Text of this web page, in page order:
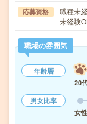
応募資格
職種未
未経験
職場の雰囲気
年齢層
20
男女比率
女性